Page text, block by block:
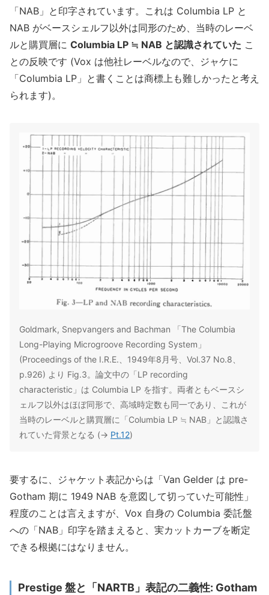
「NAB」と印字されています。これは Columbia LP と
NAB がベースシェルフ以外は同形のため、当時のレーベ
ルと購買層に Columbia LP ≒ NAB と認識されていた こ
との反映です (Vox は他社レーベルなので、ジャケに
「Columbia LP」と書くことは商標上も難しかったと考え
られます)。
Goldmark, Snepvangers and Bachman 「The Columbia
Long-Playing Microgroove Recording System」
(Proceedings of the I.R.E.、1949年8月号、Vol.37 No.8、
p.926) より Fig.3。論文中の「LP recording
characteristic」は Columbia LP を指す。両者ともベースシ
ェルフ以外はほぼ同形で、高域時定数も同一であり、これが
当時のレーベルと購買層に「Columbia LP ≒ NAB」と認識さ
れていた背景となる (→ Pt.12)
要するに、ジャケット表記からは「Van Gelder は pre-
Gotham 期に 1949 NAB を意図して切っていた可能性」
程度のことは言えますが、Vox 自身の Columbia 委託盤
への「NAB」印字を踏まえると、実カットカーブを断定
できる根拠にはなりません。
Prestige 盤と「NARTB」表記の二義性: Gotham